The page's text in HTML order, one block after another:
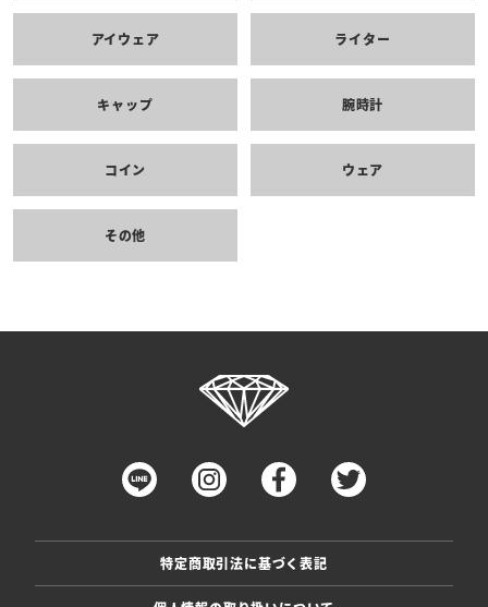
アイウェア ライター
キャップ 腕時計
コイン ウェア
その他
特定商取引法に基づく表記